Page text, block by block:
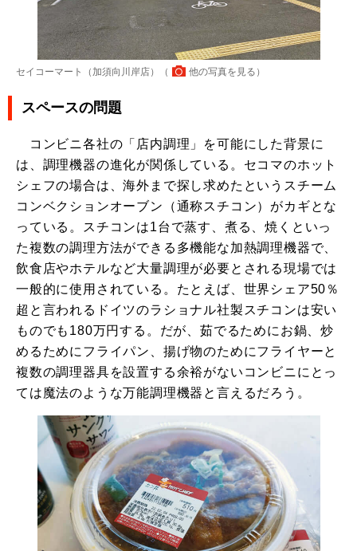
セイコーマート（加須向川岸店）（ 他の写真を見る ）
スペースの問題
コンビニ各社の「店内調理」を可能にした背景に
は、調理機器の進化が関係している。セコマのホット
シェフの場合は、海外まで探し求めたというスチーム
コンベクションオーブン（通称スチコン）がカギとな
っている。スチコンは1台で蒸す、煮る、焼くといっ
た複数の調理方法ができる多機能な加熱調理機器で、
飲食店やホテルなど大量調理が必要とされる現場では
一般的に使用されている。たとえば、世界シェア50％
超と言われるドイツのラショナル社製スチコンは安い
ものでも180万円する。だが、茹でるためにお鍋、炒
めるためにフライパン、揚げ物のためにフライヤーと
複数の調理器具を設置する余裕がないコンビニにとっ
ては魔法のような万能調理機器と言えるだろう。